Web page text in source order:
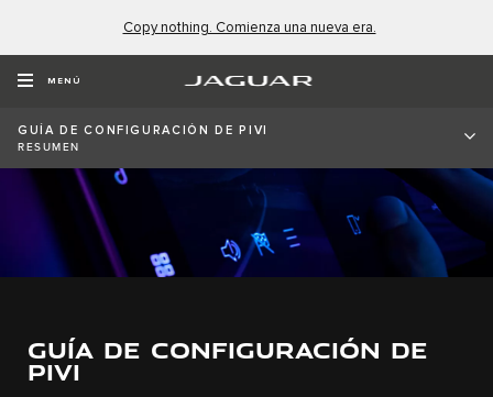
Copy nothing. Comienza una nueva era.
MENÚ
GUÍA DE CONFIGURACIÓN DE PIVI
RESUMEN
GUÍA DE CONFIGURACIÓN DE
PIVI